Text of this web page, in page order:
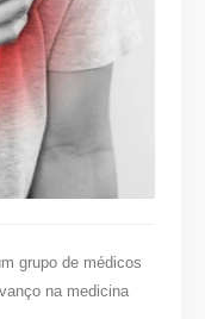
grupo de médicos
na medicina